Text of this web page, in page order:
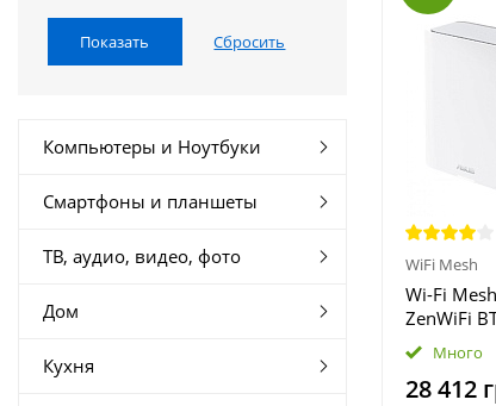
Компьютеры и Ноутбуки
Смартфоны и планшеты
ТВ, аудио, видео, фото
Дом
Кухня
WiFi Mesh
Wi-Fi
ZenWiFi
Много
28 412